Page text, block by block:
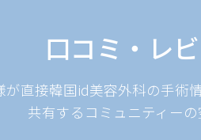
口コミ・レ
が直接韓国id美容外科の手術
共有するコミュニティーの